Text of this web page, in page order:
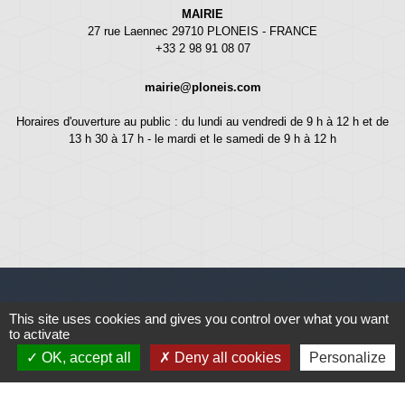
MAIRIE
27 rue Laennec 29710 PLONEIS - FRANCE
+33 2 98 91 08 07
mairie@ploneis.com
Horaires d'ouverture au public : du lundi au vendredi de 9 h à 12 h et de
13 h 30 à 17 h - le mardi et le samedi de 9 h à 12 h
Liens
Météo
This site uses cookies and gives you control over what you want
to activate
OK, accept all
Deny all cookies Personalize